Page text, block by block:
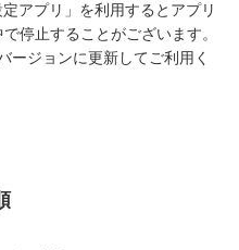
アプリ」を利用するとアプリ
停止することがございます。
ージョンに更新してご利用く